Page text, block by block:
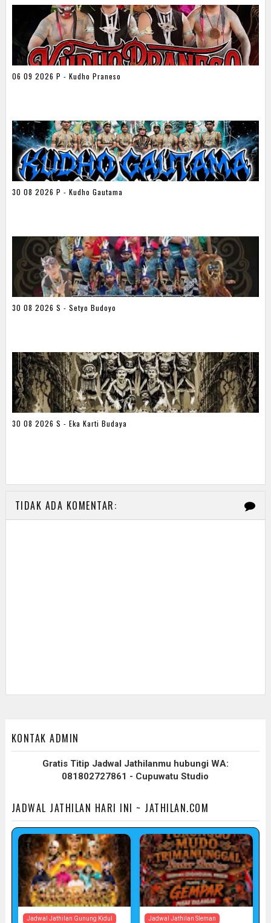
06 09 2026 P - Kudho Praneso
30 08 2026 P - Kudho Gautama
30 08 2026 S - Setyo Budoyo
30 08 2026 S - Eka Karti Budaya
TIDAK ADA KOMENTAR:
KONTAK ADMIN
Gratis Titip Jadwal Jathilanmu hubungi WA:
081802727861 - Cupuwatu Studio
JADWAL JATHILAN HARI INI ~ JATHILAN.COM
Jadwal Jathilan Gunung Kidul Jadwal Jathilan Sleman